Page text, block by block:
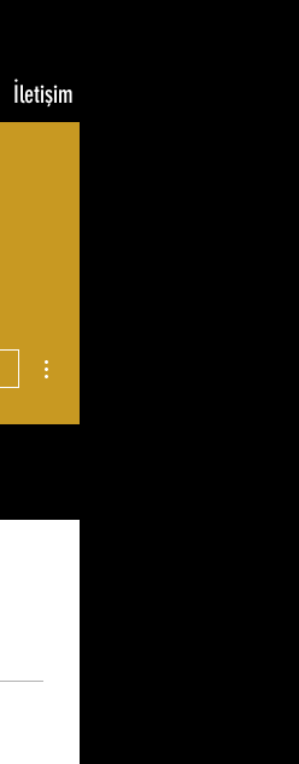
İletişim